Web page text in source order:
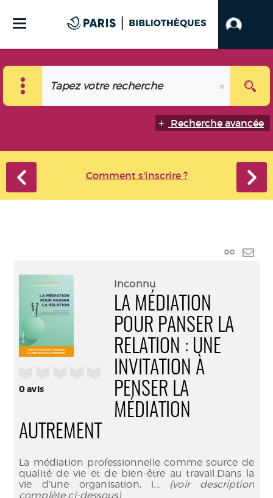
Recherche avancée
Comment s'inscrire ?
Lien
0avis
Inconnu
LA MÉDIATION
POUR PANSER LA
RELATION : UNE
INVITATION À
PENSER LA
MÉDIATION
AUTREMENT
La médiation professionnelle comme source de
qualité de vie et de bien-être au travail.Dans la
vie d’une organisation, i... (voir description
complète ci-dessous)